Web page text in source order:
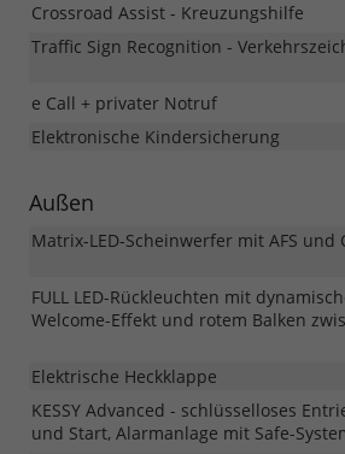
Crossroad Assist - Kreuzungshilfe
Traffic Sign Recognition -
e Call + privater Notruf
Elektronische Kindersicherung
Außen
Matrix-LED-Scheinwerfer mit AFS und
FULL LED-Rückleuchten mit
Welcome-Effekt und rotem Balken
Elektrische Heckklappe
KESSY Advanced - schlüsselloses
und Start, Alarmanlage mit Safe-